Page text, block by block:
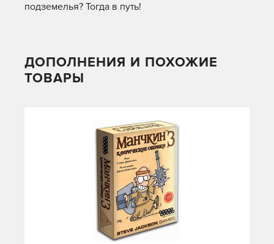
подземелья? Тогда в путь!
ДОПОЛНЕНИЯ И ПОХОЖИЕ
ТОВАРЫ